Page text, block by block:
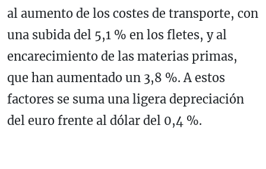
al aumento de los costes de transporte, con
una subida del 5,1 % en los fletes, y al
encarecimiento de las materias primas,
que han aumentado un 3,8 %. A estos
factores se suma una ligera depreciación
del euro frente al dólar del 0,4 %.